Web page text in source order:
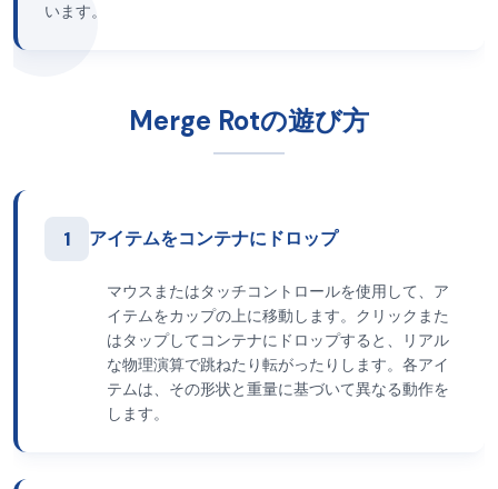
います。
Merge Rotの遊び方
1 アイテムをコンテナにドロップ
マウスまたはタッチコントロールを使用して、ア
イテムをカップの上に移動します。クリックまた
はタップしてコンテナにドロップすると、リアル
な物理演算で跳ねたり転がったりします。各アイ
テムは、その形状と重量に基づいて異なる動作を
します。